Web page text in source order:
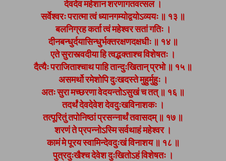
देवदेव महेशान शरणागतवत्सल ।
सर्वेश्वरः परात्मा त्वं ध्यानगम्योद्वयोऽव्ययः ॥ १३ ॥
बलनिग्रह कर्ता त्वं महेश्वर सतां गतिः ।
दीनबन्धुर्दयासिन्धुर्भक्तरक्षणदक्षधीः ॥ १४ ॥
एते सुरास्त्वदीया हि त्वद्भक्ताश्च विशेषतः ।
दैत्यैः पराजिताश्चाथ पाहि तान्दुःखितान् प्रभो ॥ १५ ॥
असमर्थो रमेशोपि दुःखदस्ते मुहुर्मुहुः ।
अतः सुरा मच्छरणा वेदयन्तोऽसुखं च तत् ॥ १६ ॥
तदर्थं देवदेवेश देवदुःखविनाशकः ।
तत्पूरितुं तपोनिष्ठां प्रसन्नार्थं तवासदम् ॥ १७ ॥
शरणं ते प्रपन्नोऽस्मि सर्वथाहं महेश्वर ।
कामं मे पूरय स्वामिन्देवदुःखं विनाशय ॥ १८ ॥
पुत्रदुःखैश्च देवेश दुःखितोऽहं विशेषतः ।